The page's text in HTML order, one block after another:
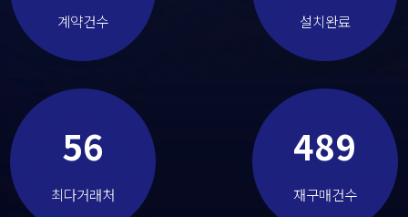
계약건수 설치완료
56
최다거래처
489
재구매건수